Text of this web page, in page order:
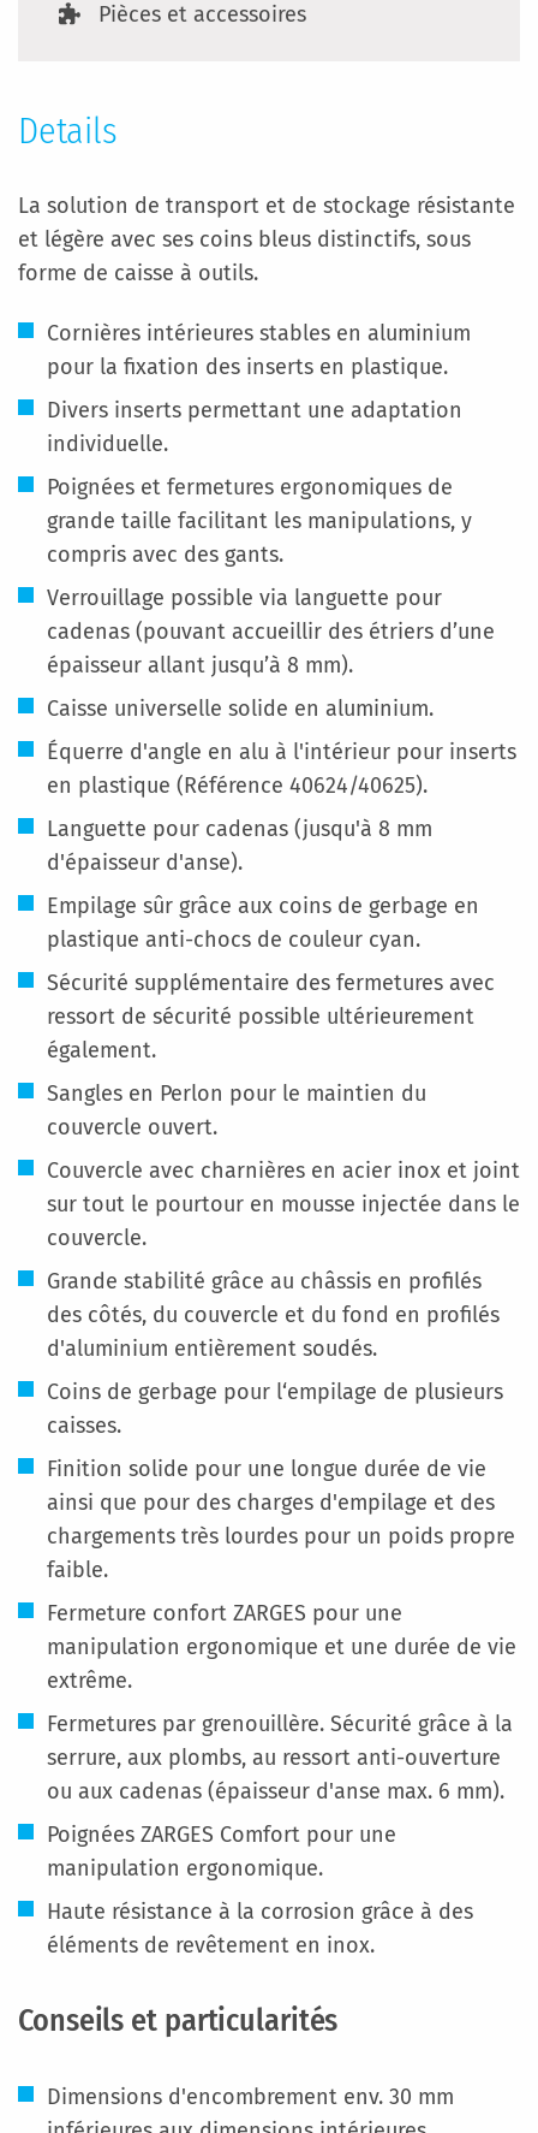
Pièces et accessoires
Details
La solution de transport et de stockage résistante
et légère avec ses coins bleus distinctifs, sous
forme de caisse à outils.
Cornières intérieures stables en aluminium
pour la fixation des inserts en plastique.
Divers inserts permettant une adaptation
individuelle.
Poignées et fermetures ergonomiques de
grande taille facilitant les manipulations, y
compris avec des gants.
Verrouillage possible via languette pour
cadenas (pouvant accueillir des étriers d’une
épaisseur allant jusqu’à 8 mm).
Caisse universelle solide en aluminium.
Équerre d'angle en alu à l'intérieur pour inserts
en plastique (Référence 40624/40625).
Languette pour cadenas (jusqu'à 8 mm
d'épaisseur d'anse).
Empilage sûr grâce aux coins de gerbage en
plastique anti-chocs de couleur cyan.
Sécurité supplémentaire des fermetures avec
ressort de sécurité possible ultérieurement
également.
Sangles en Perlon pour le maintien du
couvercle ouvert.
Couvercle avec charnières en acier inox et joint
sur tout le pourtour en mousse injectée dans le
couvercle.
Grande stabilité grâce au châssis en profilés
des côtés, du couvercle et du fond en profilés
d'aluminium entièrement soudés.
Coins de gerbage pour l‘empilage de plusieurs
caisses.
Finition solide pour une longue durée de vie
ainsi que pour des charges d'empilage et des
chargements très lourdes pour un poids propre
faible.
Fermeture confort ZARGES pour une
manipulation ergonomique et une durée de vie
extrême.
Fermetures par grenouillère. Sécurité grâce à la
serrure, aux plombs, au ressort anti-ouverture
ou aux cadenas (épaisseur d'anse max. 6 mm).
Poignées ZARGES Comfort pour une
manipulation ergonomique.
Haute résistance à la corrosion grâce à des
éléments de revêtement en inox.
Conseils et particularités
Dimensions d'encombrement env. 30 mm